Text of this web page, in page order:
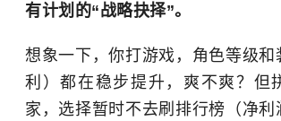
有计划的“战略抉择”。
想象一下，你打游戏，角色等级和
利）都在稳步提升，爽不爽？但
家，选择暂时不去刷排行榜（净利